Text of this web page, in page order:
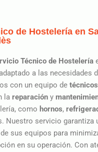
de Hostelería en
Técnico de Hostelería
adaptado a las necesidades
con un equipo de técnicos
la reparación y
como hornos,
Nuestro servicio garantiza
sus equipos para
en su operación. Con